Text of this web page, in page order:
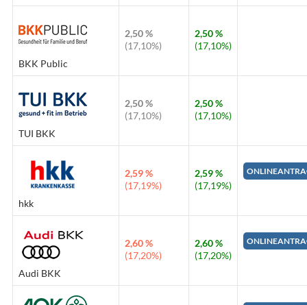
BKK Public
2,50 %
(17,10%)
2,50 %
(17,10%)
TUI BKK
2,50 %
(17,10%)
2,50 %
(17,10%)
hkk
2,59 %
(17,19%)
2,59 %
(17,19%)
Audi BKK
2,60 %
(17,20%)
2,60 %
(17,20%)